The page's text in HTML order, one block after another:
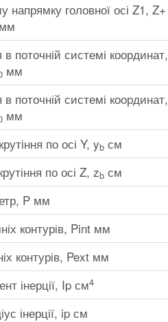
напрямку головної осі Z1, Z+
мм
поточній системі координат,
мм
поточній системі координат,
мм
по осі Y, ybсм
по осі Z, zb см
P мм
контурів, Pint мм
контурів, Pext мм
інерції, Ip см4
інерції, ip см